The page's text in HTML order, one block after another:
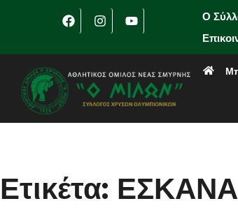
Ο
Ετικέτα: ΕΣΚΑΝΑ